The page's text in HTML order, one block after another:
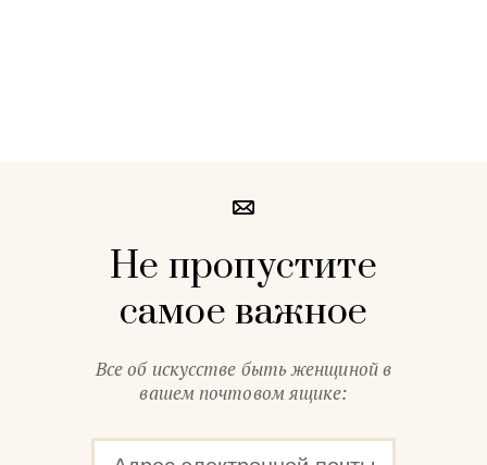
Не пропустите
самое важное
Все об искусстве быть женщиной в
вашем почтовом ящике: